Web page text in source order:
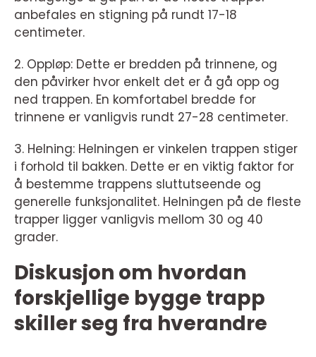
anbefales en stigning på rundt 17-18
centimeter.
2. Oppløp: Dette er bredden på trinnene, og
den påvirker hvor enkelt det er å gå opp og
ned trappen. En komfortabel bredde for
trinnene er vanligvis rundt 27-28 centimeter.
3. Helning: Helningen er vinkelen trappen stiger
i forhold til bakken. Dette er en viktig faktor for
å bestemme trappens sluttutseende og
generelle funksjonalitet. Helningen på de fleste
trapper ligger vanligvis mellom 30 og 40
grader.
Diskusjon om hvordan
forskjellige bygge trapp
skiller seg fra hverandre